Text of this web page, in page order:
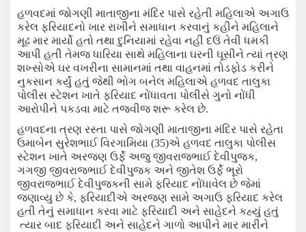
હળવદમાં જોગણી માતાજીના મંદિર પાસે રહેતી મહિલાએ અગાઉ
કરેલ ફરિયાદનો ખાર રાખીને સમાધાન કરવાનું કહીને મહિલાને
મૂઢ માર માર્યો હતો તથા દુનિયામાં રહેવા નહીં દઉં તેવી ધમકી
આપી હતી તેમજ ધારિયા સાથે મહિલાના ઘરની ઘૂસીને ત્યાં ત્રણ
શખ્સોએ ઘર વખરીના સામાનમાં તથા વાહનમાં તોડફોડ કરીને
નુકસાન કર્યું હતું જેથી ભોગ બનેલ મહિલાએ હળવદ તાલુકા
પોલીસ સ્ટેશન ખાતે ફરિયાદ નોંધાવતા પોલીસે ગુનો નોંધી
આરોપીને પકડવા માટે તજવીજ શરૂ કરેલ છે.
હળવદના ત્રણ રસ્તા પાસે જોગણી માતાજીના મંદિર પાસે રહેતા
ઉમાબેન સુરેશભાઈ વિરગામિયા (35)એ હળવદ તાલુકા પોલીસ
સ્ટેશન ખાતે અરજણ ઉર્ફે અજુ જીવરાજભાઈ દેવીપુજક,
ગગજી જીવરાજભાઈ દેવીપુજક અને જીતેશ ઉર્ફે ભૂરો
જીવરાજભાઈ દેવીપુજકની સામે ફરિયાદ નોંધાવેલ છે જેમાં
જણાવ્યુ છે કે, ફરિયાદીએ અરજણ સામે અગાઉ ફરિયાદ કરેલ
હતી તેનું સમાધાન કરવા માટે ફરિયાદી અને સાહેદને કહ્યું હતું
ત્યાર બાદ ફરિયાદી અને સાહેદને ગાળો આપીને માર મારીને